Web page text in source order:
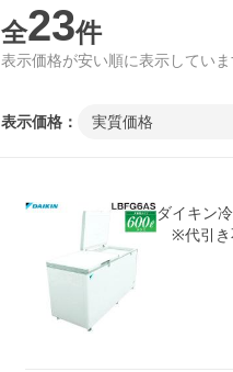
全23件
表示価格が安い順に表示していま
表示価格： 実質価格
ダイキン
※代引き